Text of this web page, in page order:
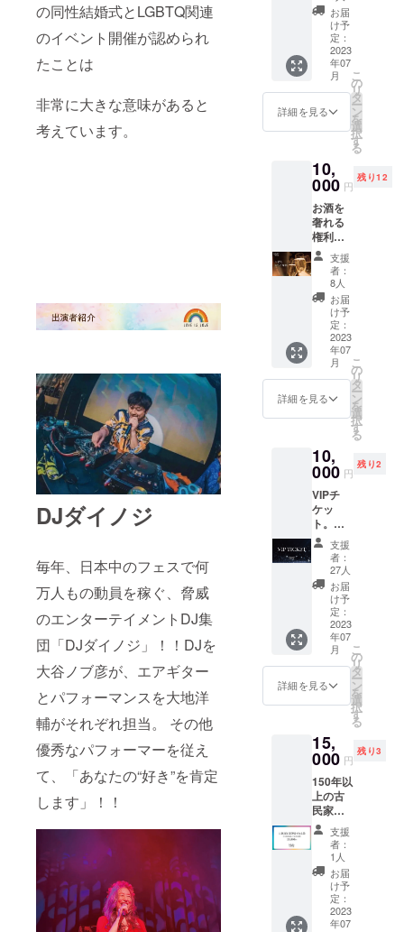
の同性結婚式とLGBTQ関連
のイベント開催が認められ
たことは
非常に大きな意味があると
考えています。
DJダイノジ
毎年、日本中のフェスで何
万人もの動員を稼ぐ、脅威
のエンターテイメントDJ集
団「DJダイノジ」！！DJを
大谷ノブ彦が、エアギター
とパフォーマンスを大地洋
輔がそれぞれ担当。 その他
優秀なパフォーマーを従え
て、「あなたの“好き”を肯定
します」！！
取引法
に基づ
く表記
等の
ページ
制作は
金は発
生致し
要な場
合はお
問合せ
下さ
い。 ※
レイン
ボー
フェス
in南座
のクラ
ウド
ファン
ディン
グのみ
す。
ラファ
ンのこ
と、ビ
ジネス
のこ
と、た
だまっ
たりす
でも。7
で日程
調整し
ます。
までの
グルー
プ) 7月
以降で
日程は
後日調
整。 2
時間程
度。 場
所は京
す。 現
地まで
のご自
身の足
代、お
食事代
は含ま
れませ
んので
ご負担
くださ
い。
お届
け予
定：
2023
年07
月
詳細を見る
こ
の
リ
タ
ー
ン
を
選
択
す
る
10,
000 円
残り12
お酒を
奢れる
権利。
（７月1
日レイ
ンボー
フェス
in南
座）
10000
円で1.8
リット
ルの鏡
開き用
の樽酒
になり
お礼の
メール
と鏡開
きの写
真を送
りま
す。
支援
者：
8人
お届
け予
定：
2023
年07
月
詳細を見る
こ
の
リ
タ
ー
ン
を
選
択
す
る
10,
000 円
残り2
VIPチ
ケッ
ト。７
月1日レ
イン
ボー
フェス
in南座
の最前
列VIP席
をご用
意いた
しま
す。
支援
者：
27人
お届
け予
定：
2023
年07
月
詳細を見る
こ
の
リ
タ
ー
ン
を
選
択
す
る
15,
000 円
残り3
150年以
上の古
民家
「天引
村倶楽
部」1棟
をお貸
ししま
す。 京
都府南
丹市園
支援
者：
1人
お届
け予
定：
2023
年07